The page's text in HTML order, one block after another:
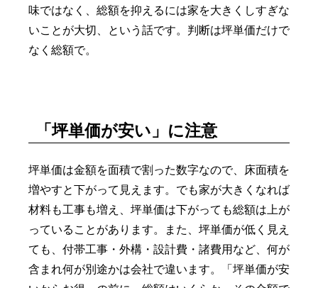
味ではなく、総額を抑えるには家を大きくしすぎな
いことが大切、という話です。判断は坪単価だけで
なく総額で。
「坪単価が安い」に注意
坪単価は金額を面積で割った数字なので、床面積を
増やすと下がって見えます。でも家が大きくなれば
材料も工事も増え、坪単価は下がっても総額は上が
っていることがあります。また、坪単価が低く見え
ても、付帯工事・外構・設計費・諸費用など、何が
含まれ何が別途かは会社で違います。「坪単価が安